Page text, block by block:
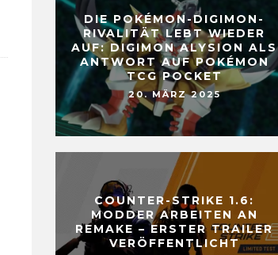
DIE POKÉMON-DIGIMON-
RIVALITÄT LEBT WIEDER
AUF: DIGIMON ALYSION ALS
ANTWORT AUF POKÉMON
TCG POCKET
20. MÄRZ 2025
COUNTER-STRIKE 1.6:
MODDER ARBEITEN AN
REMAKE – ERSTER TRAILER
VERÖFFENTLICHT